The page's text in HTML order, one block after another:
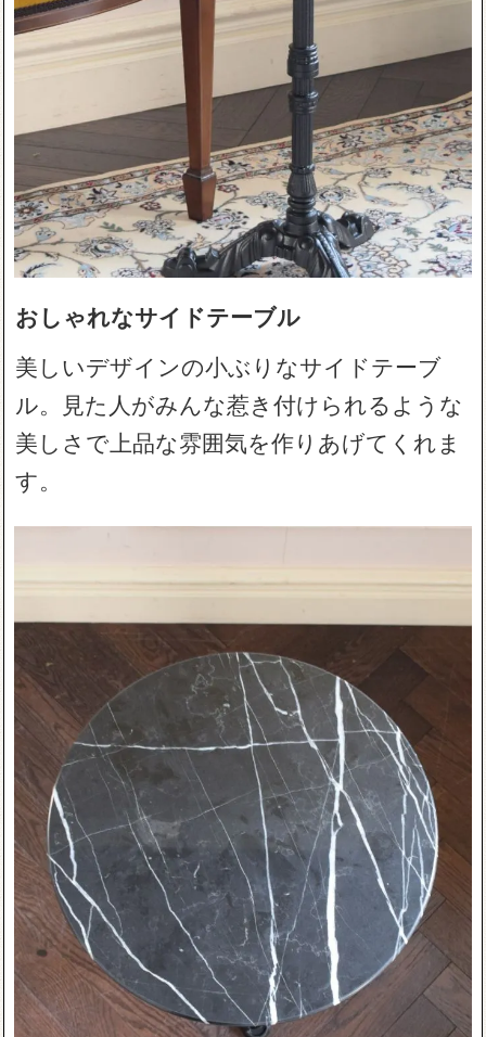
おしゃれなサイドテーブル
美しいデザインの小ぶりなサイドテーブ
ル。見た人がみんな惹き付けられるような
美しさで上品な雰囲気を作りあげてくれま
す。